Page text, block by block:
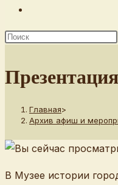
по
сайту
Главная>
Архив афиш и
В Музее истории